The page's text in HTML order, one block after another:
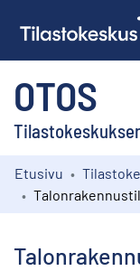
OTOS
Kokoelmat
Etusivu